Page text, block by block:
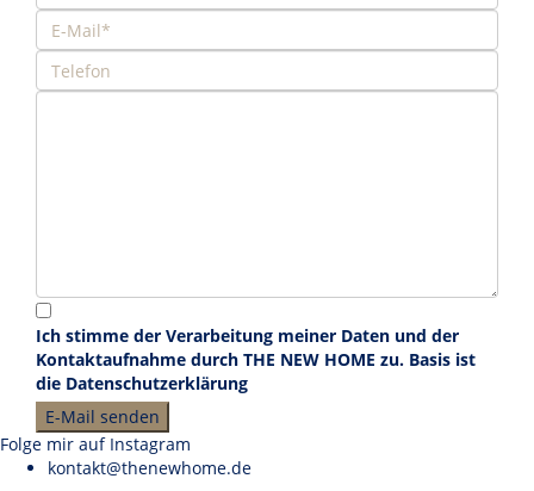
Ich stimme der Verarbeitung meiner Daten und der
Kontaktaufnahme durch THE NEW HOME zu. Basis ist
die Datenschutzerklärung
Folge mir auf Instagram
kontakt@thenewhome.de